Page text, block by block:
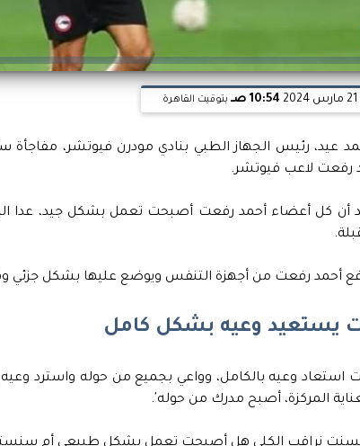
10:54 صـ بتوقيت القاهرة
عيد، رئيس الجهاز الطبي بنادي مودرن فيوتشر، مفاجأة
رفعت لاعب فيوتشر.
أن كل أعضاء أحمد رفعت أصبحت تعمل بشكل جيد، عدا
أحمد رفعت من أجهزة التنفس ويوضع عليها بشكل جزئي
يستعيد وعيه بشكل كامل
المركزة، أصبح مدرك من حوله'.